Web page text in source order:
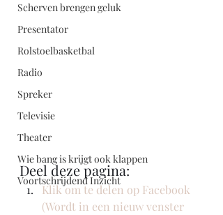
Scherven brengen geluk
Presentator
Rolstoelbasketbal
Radio
Spreker
Televisie
Theater
Wie bang is krijgt ook klappen
Voortschrijdend Inzicht
Deel deze pagina:
Klik om te delen op Facebook
(Wordt in een nieuw venster